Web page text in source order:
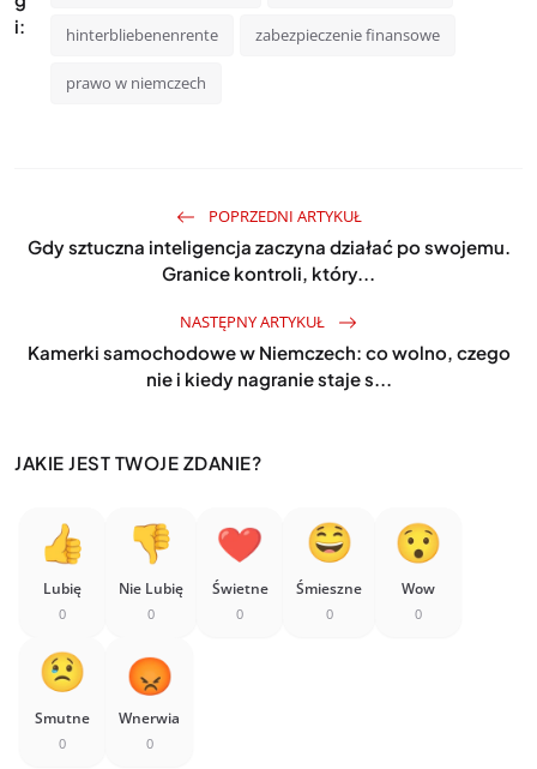
i:
hinterbliebenenrente zabezpieczenie finansowe
prawo w niemczech
POPRZEDNI ARTYKUŁ
Gdy sztuczna inteligencja zaczyna działać po swojemu.
Granice kontroli, który...
NASTĘPNY ARTYKUŁ
Kamerki samochodowe w Niemczech: co wolno, czego
nie i kiedy nagranie staje s...
JAKIE JEST TWOJE ZDANIE?
Lubię
0
Nie Lubię
0
Świetne
0
Śmieszne
0
Wow
0
Smutne
0
Wnerwia
0